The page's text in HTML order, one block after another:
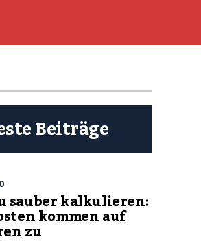
Beiträge
sauber kalkulieren:
kommen auf
zu